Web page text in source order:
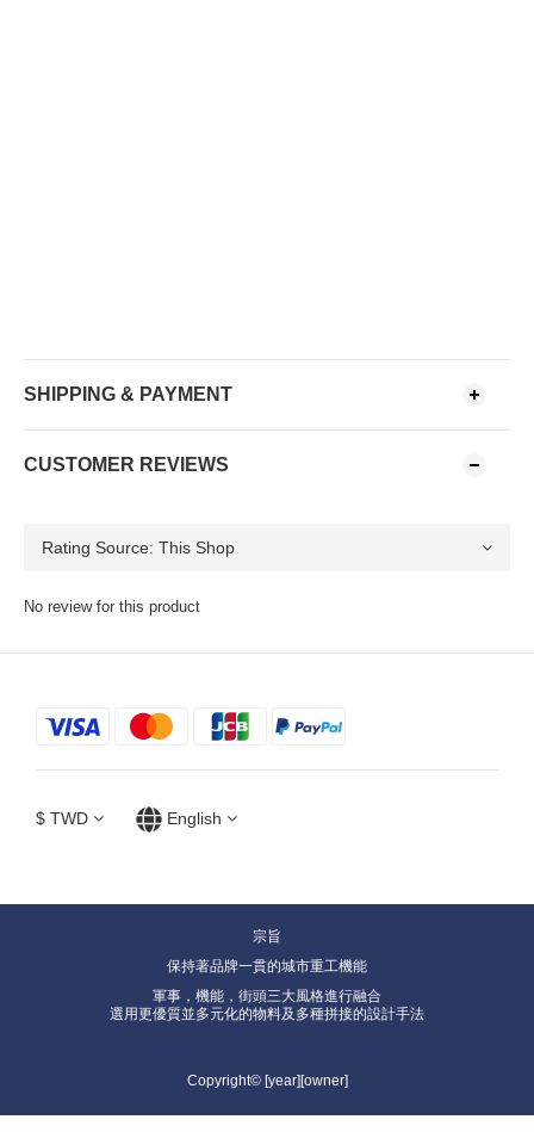
SHIPPING & PAYMENT
CUSTOMER REVIEWS
No review for this product
$ TWD English
宗旨
保持著品牌一貫的城市重工機能
軍事，機能，街頭三大風格進行融合
選用更優質並多元化的物料及多種拼接的設計手法
Copyright© [year][owner]